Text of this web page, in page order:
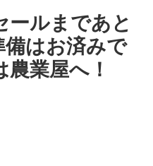
ールまであと
備はお済みで
業屋へ！